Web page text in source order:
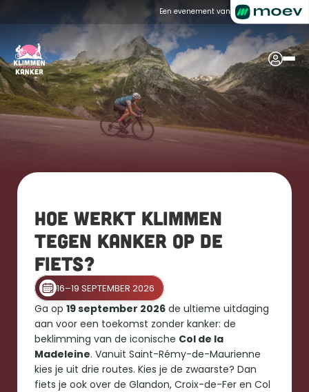
Een evenement van
Hoe werkt Klimmen
tegen Kanker op de
fiets?
16–19 SEPTEMBER 2026
Ga op 19 september 2026 de ultieme uitdaging
aan voor een toekomst zonder kanker: de
beklimming van de iconische Col de la
Madeleine. Vanuit Saint-Rémy-de-Maurienne
kies je uit drie routes. Kies je de zwaarste? Dan
fiets je ook over de Glandon, Croix-de-Fer en Col